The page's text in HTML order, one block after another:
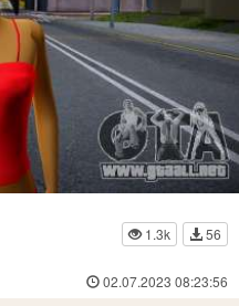
1.3k
56
02.07.2023 08:23:56